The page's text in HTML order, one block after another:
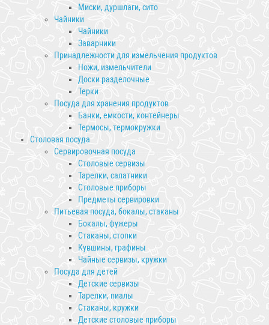
Миски, дуршлаги, сито
Чайники
Чайники
Заварники
Принадлежности для измельчения продуктов
Ножи, измельчители
Доски разделочные
Терки
Посуда для хранения продуктов
Банки, емкости, контейнеры
Термосы, термокружки
Столовая посуда
Сервировочная посуда
Столовые сервизы
Тарелки, салатники
Столовые приборы
Предметы сервировки
Питьевая посуда, бокалы, стаканы
Бокалы, фужеры
Стаканы, стопки
Кувшины, графины
Чайные сервизы, кружки
Посуда для детей
Детские сервизы
Тарелки, пиалы
Стаканы, кружки
Детские столовые приборы